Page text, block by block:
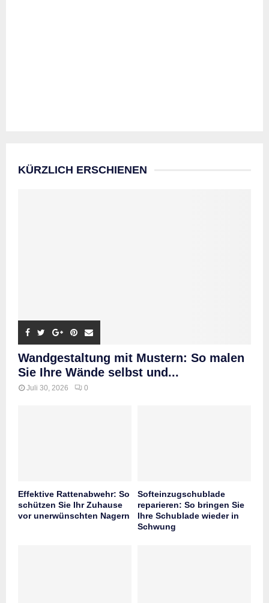
KÜRZLICH ERSCHIENEN
Wandgestaltung mit Mustern: So malen
Sie Ihre Wände selbst und...
Juli 30, 2026 0
Effektive Rattenabwehr: So
schützen Sie Ihr Zuhause
vor unerwünschten Nagern
Softeinzugschublade
reparieren: So bringen Sie
Ihre Schublade wieder in
Schwung